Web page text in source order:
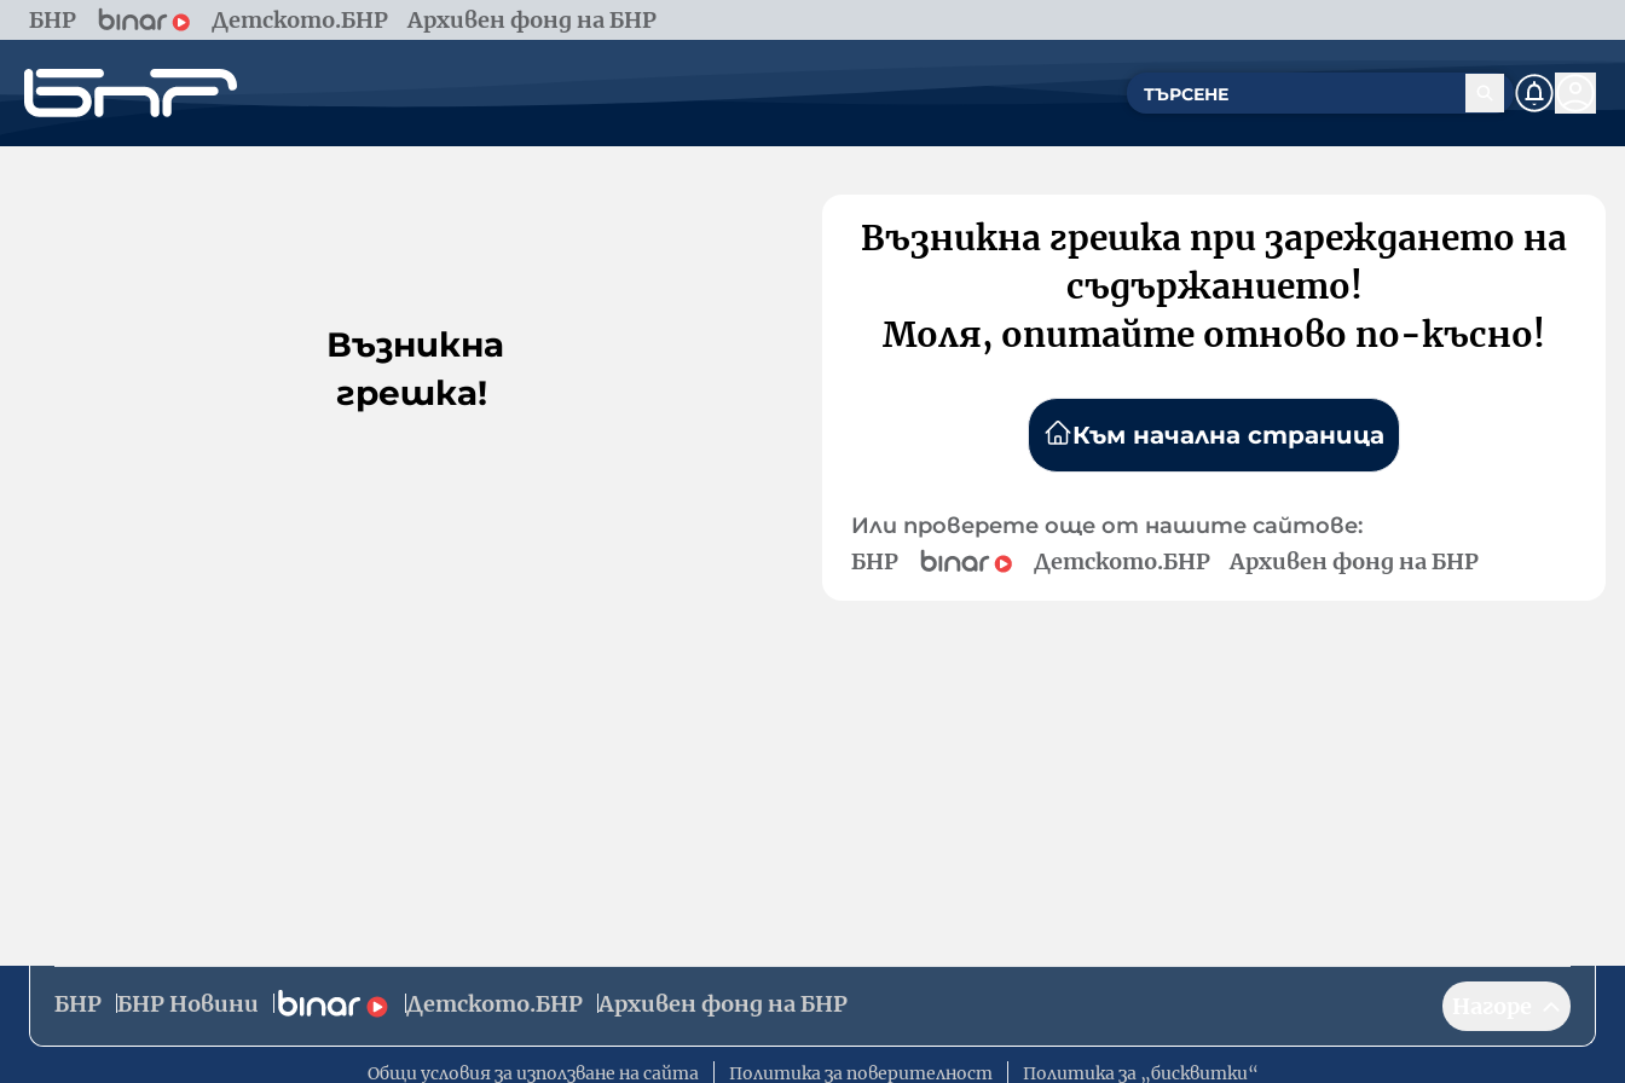
БНР Детското.БНР Архивен фонд на БНР
Възникна
грешка!
Възникна грешка при зареждането на
съдържанието!
Моля, опитайте отново по-късно!
Към начална страница
Или проверете още от нашите сайтове:
БНР Детското.БНР Архивен фонд на БНР
БНР БНР Новини Детското.БНР Архивен фонд на БНР
Общи условия за използване на сайта Политика за поверителност Политика за „бисквитки“